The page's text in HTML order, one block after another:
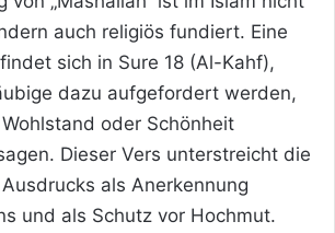
auch religiös fundiert. Eine
sich in Sure 18 (Al-Kahf),
dazu aufgefordert werden,
oder Schönheit
Dieser Vers unterstreicht die
als Anerkennung
und als Schutz vor Hochmut.